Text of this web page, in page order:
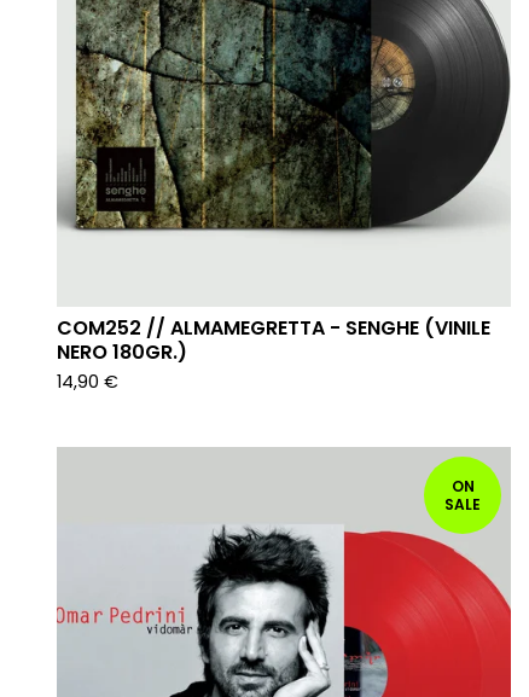
COM252 // ALMAMEGRETTA - SENGHE (VINILE
NERO 180GR.)
14,90 €
ON
SALE